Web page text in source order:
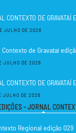
CONTEXTO DE GRAVATAÍ
JULHO DE 2026
de Gravataí
JULHO DE 2026
CONTEXTO DE GRAVATAÍ
JULHO DE 2026
- JORNAL
Regional edição 029